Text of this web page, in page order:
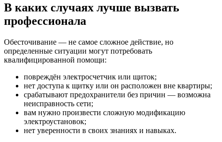
В каких случаях лучше вызвать
профессионала
Обесточивание — не самое сложное действие, но
определенные ситуации могут потребовать
квалифицированной помощи:
повреждён электросчетчик или щиток;
нет доступа к щитку или он расположен вне квартиры;
срабатывают предохранители без причин — возможна
неисправность сети;
вам нужно произвести сложную модификацию
электроустановок;
нет уверенности в своих знаниях и навыках.